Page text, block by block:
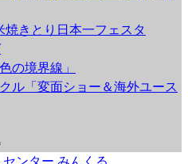
きとり日本一フェスタ
の境界線」
ル「変面ショー＆海外ユース